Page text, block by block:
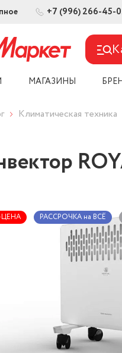
+7 (996) 266-45-
МАГАЗИНЫ
Климатическая техника
РАССРОЧКА на ВСЁ